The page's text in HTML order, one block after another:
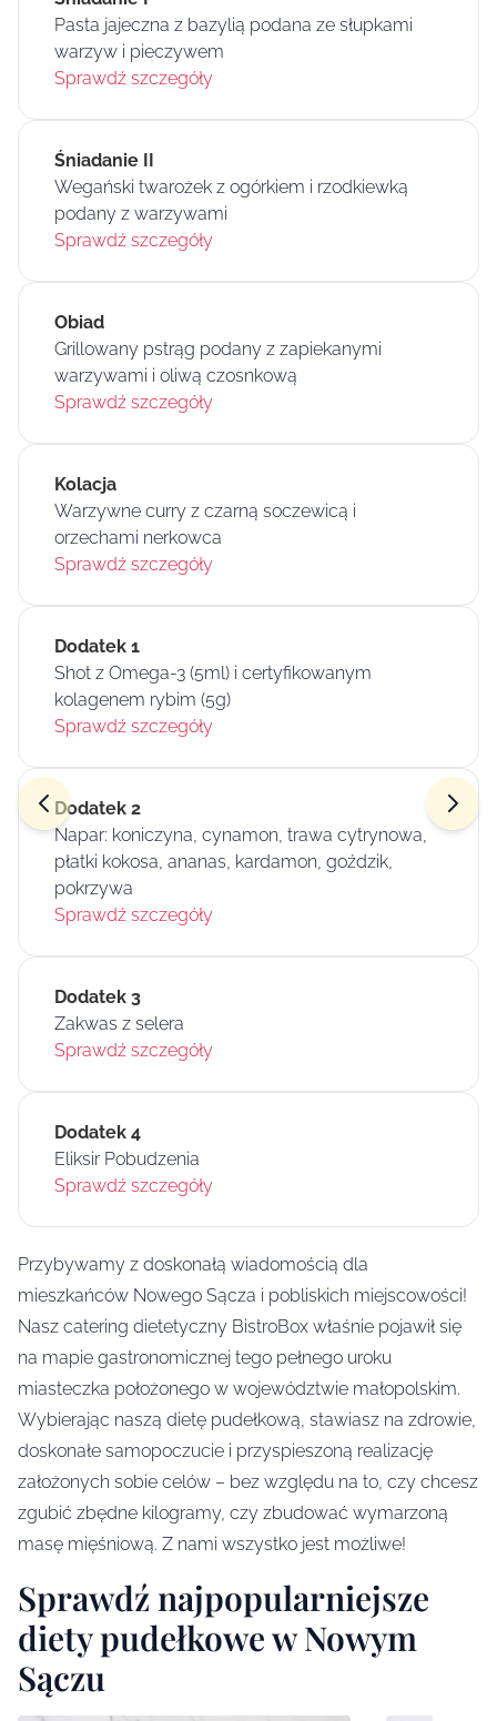
Pasta jajeczna z bazylią podana ze słupkami
warzyw i pieczywem
Sprawdź szczegóły
Śniadanie II
Wegański twarożek z ogórkiem i rzodkiewką
podany z warzywami
Sprawdź szczegóły
Obiad
Grillowany pstrąg podany z zapiekanymi
warzywami i oliwą czosnkową
Sprawdź szczegóły
Kolacja
Warzywne curry z czarną soczewicą i
orzechami nerkowca
Sprawdź szczegóły
Dodatek 1
Shot z Omega-3 (5ml) i certyfikowanym
kolagenem rybim (5g)
Sprawdź szczegóły
Dodatek 2
Napar: koniczyna, cynamon, trawa cytrynowa,
płatki kokosa, ananas, kardamon, goździk,
pokrzywa
Sprawdź szczegóły
Dodatek 3
Zakwas z selera
Sprawdź szczegóły
Dodatek 4
Eliksir Pobudzenia
Sprawdź szczegóły
Przybywamy z doskonałą wiadomością dla
mieszkańców Nowego Sącza i pobliskich miejscowości!
Nasz catering dietetyczny BistroBox właśnie pojawił się
na mapie gastronomicznej tego pełnego uroku
miasteczka położonego w województwie małopolskim.
Wybierając naszą dietę pudełkową, stawiasz na zdrowie,
doskonałe samopoczucie i przyspieszoną realizację
założonych sobie celów – bez względu na to, czy chcesz
zgubić zbędne kilogramy, czy zbudować wymarzoną
masę mięśniową. Z nami wszystko jest możliwe!
Sprawdź najpopularniejsze
diety pudełkowe w Nowym
Sączu